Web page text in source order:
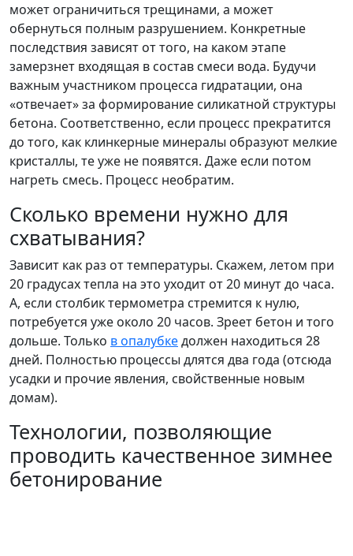
может ограничиться трещинами, а может
обернуться полным разрушением. Конкретные
последствия зависят от того, на каком этапе
замерзнет входящая в состав смеси вода. Будучи
важным участником процесса гидратации, она
«отвечает» за формирование силикатной структуры
бетона. Соответственно, если процесс прекратится
до того, как клинкерные минералы образуют мелкие
кристаллы, те уже не появятся. Даже если потом
нагреть смесь. Процесс необратим.
Сколько времени нужно для
схватывания?
Зависит как раз от температуры. Скажем, летом при
20 градусах тепла на это уходит от 20 минут до часа.
А, если столбик термометра стремится к нулю,
потребуется уже около 20 часов. Зреет бетон и того
дольше. Только в опалубкедолжен находиться 28
дней. Полностью процессы длятся два года (отсюда
усадки и прочие явления, свойственные новым
домам).
Технологии, позволяющие
проводить качественное зимнее
бетонирование